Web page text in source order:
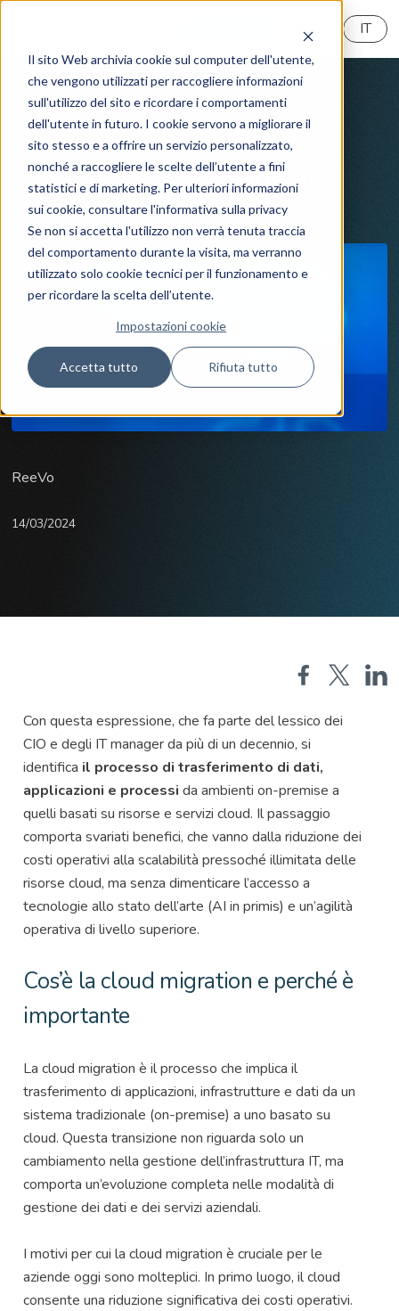
Il sito Web archivia cookie sul computer dell'utente,
che vengono utilizzati per raccogliere informazioni
sull'utilizzo del sito e ricordare i comportamenti
dell'utente in futuro. I cookie servono a migliorare il
sito stesso e a offrire un servizio personalizzato,
nonché a raccogliere le scelte dell’utente a fini
statistici e di marketing. Per ulteriori informazioni
sui cookie, consultare l'informativa sulla privacy
Se non si accetta l'utilizzo non verrà tenuta traccia
del comportamento durante la visita, ma verranno
utilizzato solo cookie tecnici per il funzionamento e
per ricordare la scelta dell’utente.
Impostazioni cookie
Accetta tutto Rifiuta tutto
IT
Application Management News
Cloud migration: cos'è e
strumenti per eseguirla al
meglio
ReeVo
14/03/2024
Con questa espressione, che fa parte del lessico dei
CIO e degli IT manager da più di un decennio, si
identifica il processo di trasferimento di dati,
applicazioni e processi da ambienti on-premise a
quelli basati su risorse e servizi cloud. Il passaggio
comporta svariati benefici, che vanno dalla riduzione dei
costi operativi alla scalabilità pressoché illimitata delle
risorse cloud, ma senza dimenticare l’accesso a
tecnologie allo stato dell’arte (AI in primis) e un’agilità
operativa di livello superiore.
Cos’è la cloud migration e perché è
importante
La cloud migration è il processo che implica il
trasferimento di applicazioni, infrastrutture e dati da un
sistema tradizionale (on-premise) a uno basato su
cloud. Questa transizione non riguarda solo un
cambiamento nella gestione dell’infrastruttura IT, ma
comporta un’evoluzione completa nelle modalità di
gestione dei dati e dei servizi aziendali.
I motivi per cui la cloud migration è cruciale per le
aziende oggi sono molteplici. In primo luogo, il cloud
consente una riduzione significativa dei costi operativi.